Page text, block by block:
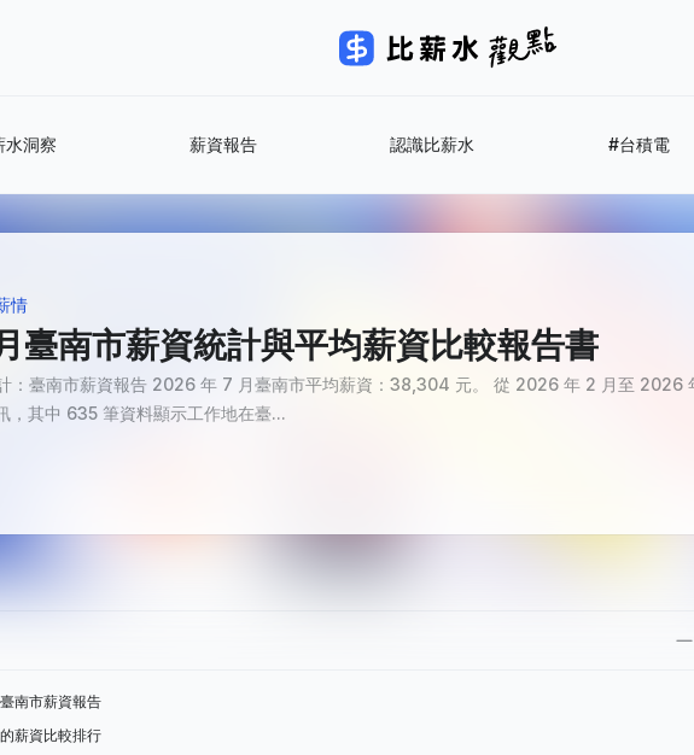
水洞察 薪資報告 認識比薪水 #台積電
情
臺南市薪資統計與平均薪資比較報告書
：臺南市薪資報告 2026 年 7 月臺南市平均薪資：38,304 元。 從 2026 年 2 月至 2026
，其中 635 筆資料顯示工作地在臺...
南市薪資報告
薪資比較排行